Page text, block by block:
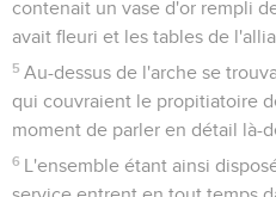
contenait un vase d'or rempli
avait fleuri et les tables de
5 Au-dessus de l'arche se
qui couvraient le propitiatoire
moment de parler en détail là-
6 L'ensemble étant ainsi